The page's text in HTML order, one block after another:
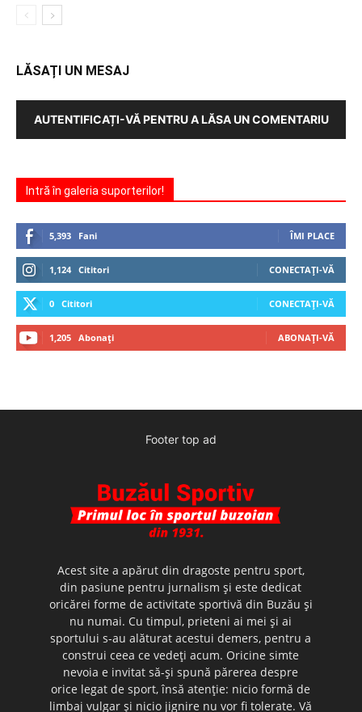
LĂSAȚI UN MESAJ
AUTENTIFICAȚI-VĂ PENTRU A LĂSA UN COMENTARIU
Intră în galeria suporterilor!
5,393 Fani ÎMI PLACE
1,124 Cititori CONECTAȚI-VĂ
0 Cititori CONECTAȚI-VĂ
1,205 Abonați ABONAȚI-VĂ
Footer top ad
Acest site a apărut din dragoste pentru sport,
din pasiune pentru jurnalism şi este dedicat
oricărei forme de activitate sportivă din Buzău şi
nu numai. Cu timpul, prieteni ai mei şi ai
sportului s-au alăturat acestui demers, pentru a
construi ceea ce vedeţi acum. Oricine simte
nevoia e invitat să-şi spună părerea despre
orice legat de sport, însă atenţie: nicio formă de
limbaj vulgar şi nicio jignire nu vor fi tolerate. Vă